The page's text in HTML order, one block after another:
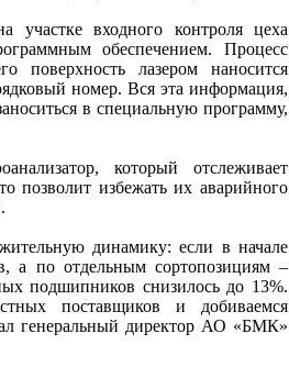
участке входного контроля цеха
обеспечением. Процесс
поверхность лазером наносится
номер. Вся эта информация,
в специальную программу,
который отслеживает
позволит избежать их аварийного
динамику: если в начале
а по отдельным сортопозициям –
подшипников снизилось до 13%.
поставщиков и добиваемся
генеральный директор АО «БМК»